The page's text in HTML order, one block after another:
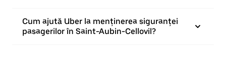
Cum ajută Uber la menținerea siguranței
pasagerilor în Saint-Aubin-Cellovil?